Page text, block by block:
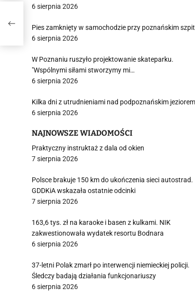
6 sierpnia 2026
Pies zamknięty w samochodzie przy poznańskim
6 sierpnia 2026
W Poznaniu ruszyło projektowanie skateparku.
"Wspólnymi siłami stworzymy mi…
6 sierpnia 2026
Kilka dni z utrudnieniami nad podpoznańskim jeziorem
6 sierpnia 2026
NAJNOWSZE WIADOMOŚCI
Praktyczny instruktaż z dala od okien
7 sierpnia 2026
Polsce brakuje 150 km do ukończenia sieci autostrad.
GDDKiA wskazała ostatnie odcinki
7 sierpnia 2026
163,6 tys. zł na karaoke i basen z kulkami. NIK
zakwestionowała wydatek resortu Bodnara
6 sierpnia 2026
37-letni Polak zmarł po interwencji niemieckiej policji.
Śledczy badają działania funkcjonariuszy
6 sierpnia 2026